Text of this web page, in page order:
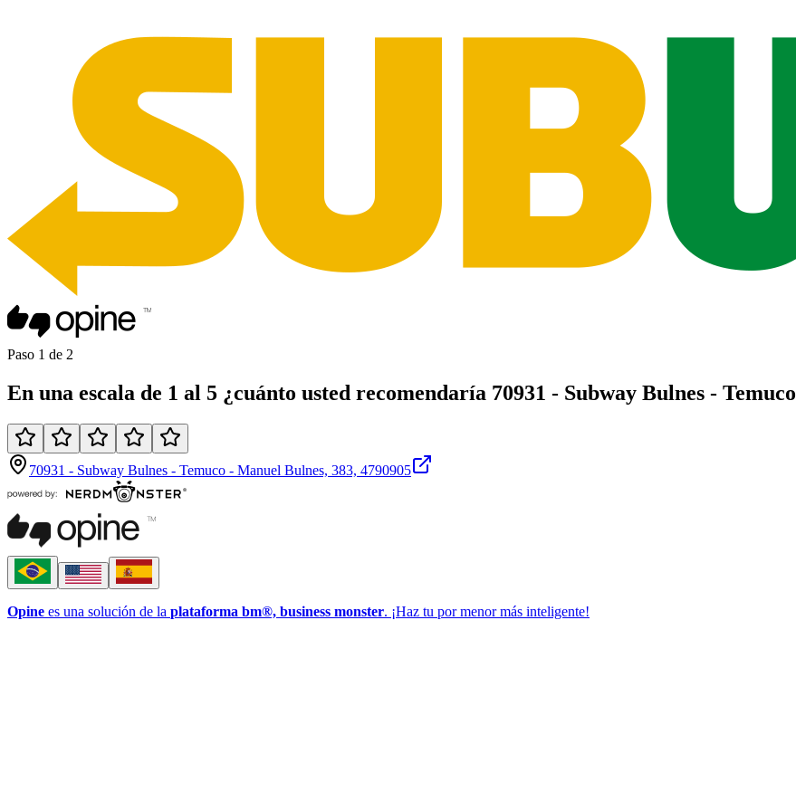
Paso 1 de 2
En una escala de 1 al 5 ¿cuánto usted recomendaría 70931 - Subway Bulnes - Temuco
70931 - Subway Bulnes - Temuco - Manuel Bulnes, 383, 4790905
Opine es una solución de la plataforma bm®, business monster. ¡Haz tu por menor más inteligente!